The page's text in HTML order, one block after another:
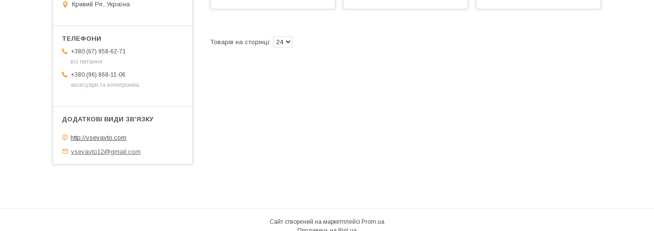
Кривий Ріг, Україна
+380 (67) 958-62-71
всі питання
+380 (96) 868-11-06
аксесуари та електроніка
http://vsevavto.com
vsevavto12@gmail.com
Сайт створений на маркетплейсі Prom.ua